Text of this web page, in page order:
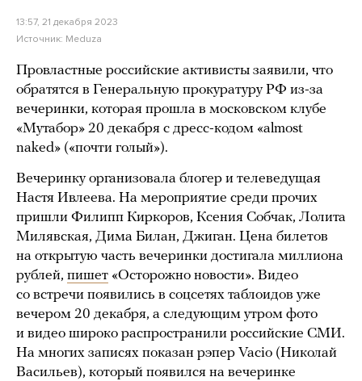
13:57, 21 декабря 2023
Источник: Meduza
Провластные российские активисты заявили, что
обратятся в Генеральную прокуратуру РФ из-за
вечеринки, которая прошла в московском клубе
«Мутабор» 20 декабря с дресс-кодом «almost
naked» («почти голый»).
Вечеринку организовала блогер и телеведущая
Настя Ивлеева. На мероприятие среди прочих
пришли Филипп Киркоров, Ксения Собчак, Лолита
Милявская, Дима Билан, Джиган. Цена билетов
на открытую часть вечеринки достигала миллиона
рублей, пишет «Осторожно новости». Видео
со встречи появились в соцсетях таблоидов уже
вечером 20 декабря, а следующим утром фото
и видео широко распространили российские СМИ.
На многих записях показан рэпер Vacio (Николай
Васильев), который появился на вечеринке